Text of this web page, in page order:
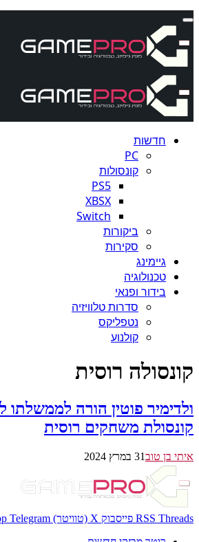
חדשות
PC
קונסולות
PS5
XBSX
Switch
ביקורות
סקירות
גיימינג
טכנולוגיה
בידור ופנאי
סדרות טלוויזיה
נטפליקס
קולנוע
קונסולה רוסית
ולדימיר פוטין הורה לממשלתו
קונסולת משחקים רוסית
איתי בן טוב31 במרץ 2024
RSS Threads פייסבוק X (טוויטר)
Telegram